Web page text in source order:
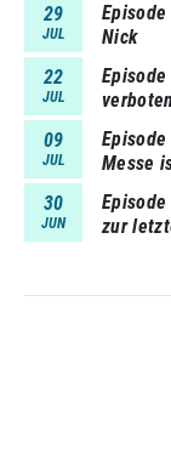
29
JUL
Episode
Nick
22
JUL
Episode
09
JUL
Episode
Messe
30
JUN
Episode
zur